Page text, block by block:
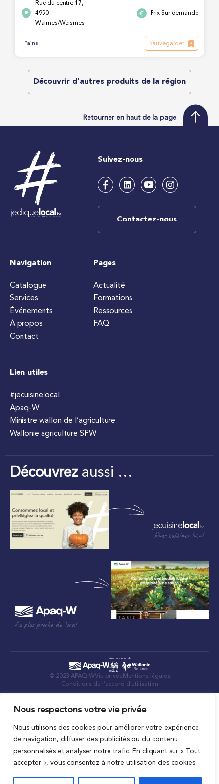
Nous respectons votre vie privée
Nous utilisons des cookies pour améliorer votre expérience
de navigation, diffuser des publicités ou du contenu
personnalisés et analyser notre trafic. En cliquant sur « Tout
accepter », vous consentez à notre utilisation des cookies.
Rue du centre 17,
4950
Waimes/Weismes
Prix Sur demande
Pains Sauvegarder
Découvrir d'autres produits de la région
Retourner en haut de la page
Suivez-nous
Contactez-nous
Navigation
Catalogue
Services
Événements
À propos
Contact
Pages
Actualité
Formations
Ressources
FAQ
Lien utiles
#jecuisinelocal
Apaq-W
Ministre wallon de l’agriculture
Wallonie agriculture SPW
Découvrezaussi …
Pour cuisiner local
Au plus proche du local
© 2023 APAQ-WVie privée Mentions légales
Conditions de l’accord d’utilisation